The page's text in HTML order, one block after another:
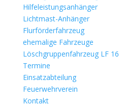
Hilfeleistungsanhänger
Lichtmast-Anhänger
Flurförderfahrzeug
ehemalige Fahrzeuge
Löschgruppenfahrzeug LF 16
Termine
Einsatzabteilung
Feuerwehrverein
Kontakt